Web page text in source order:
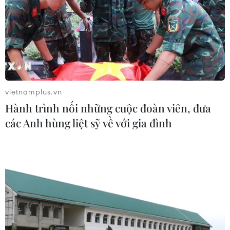
'Giai điệu vượt thời gian': Không gian
nghệ thuật đề cao quyền tác giả âm
nhạc
28/06/2026 01:40
Hai nhạc sỹ Giáng Son và Nguyễn
Vĩnh Tiến thắng vụ kiện bản quyền
'Giấc mơ trưa'
Anh tài Đinh Mạnh Ninh: Trong âm
nhạc và ngoài đời, tôi có 2 nhân cách
khác nhau
25/06/2026 02:06
vietnamplus.vn
Hành trình nối những cuộc đoàn viên, đưa
các Anh hùng liệt sỹ về với gia đình